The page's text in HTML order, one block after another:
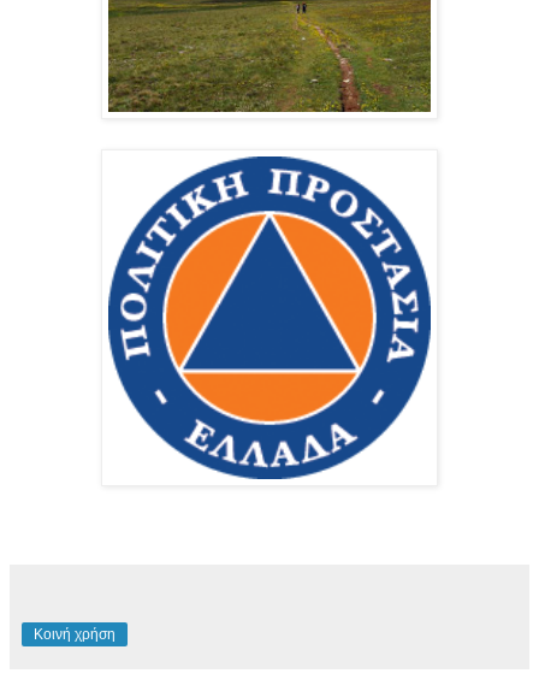
Κοινή χρήση